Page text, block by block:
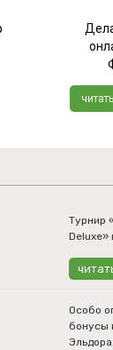
Турнир
Deluxe»
Особо
бонусы